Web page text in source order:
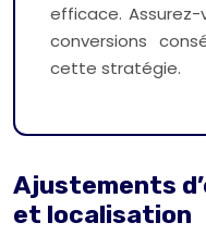
efficace. Assurez-
conversions
cette stratégie.
Ajustements
et localisation